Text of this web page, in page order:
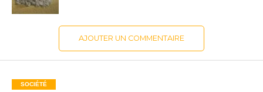
AJOUTER UN COMMENTAIRE
SOCIÉTÉ